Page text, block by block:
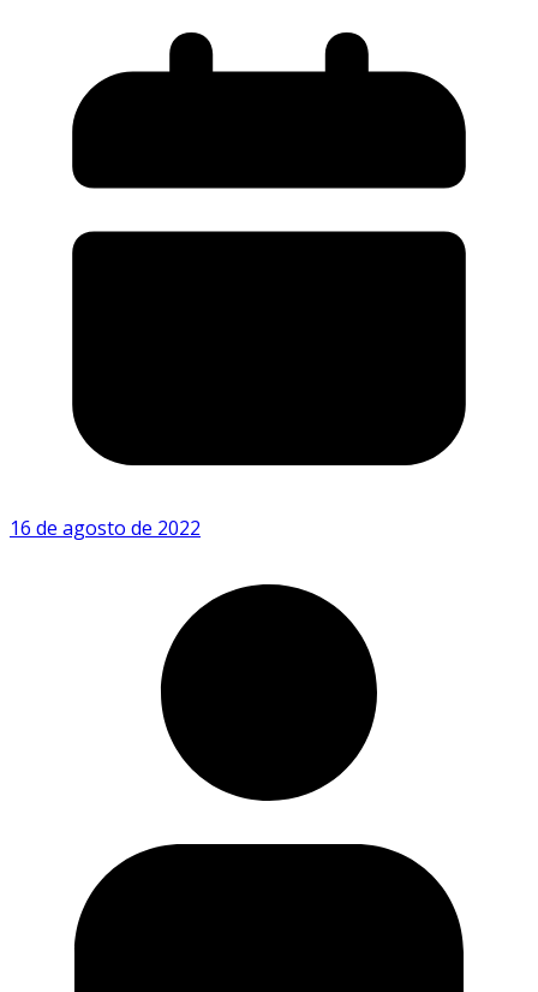
16 de agosto de 2022